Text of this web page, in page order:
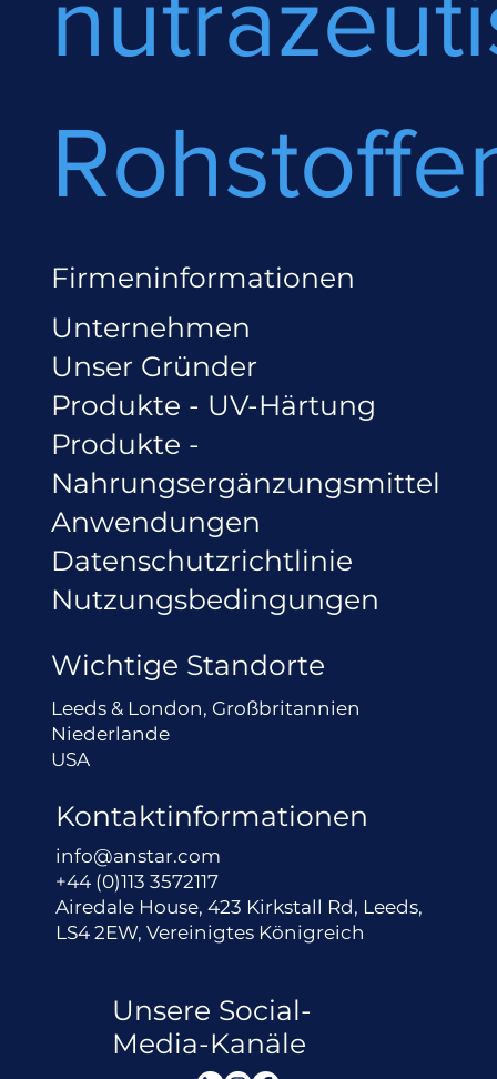
Firmeninformationen
Unternehmen
Unser Gründer
Produkte - UV-Härtung
Produkte -
Nahrungsergänzungsmittel
Anwendungen
Datenschutzrichtlinie
Nutzungsbedingungen
Wichtige Standorte
Leeds & London, Großbritannien
Niederlande
USA
Kontaktinformationen
info@anstar.com
+44 (0)113 3572117
Airedale House, 423 Kirkstall Rd, Leeds,
LS4 2EW, Vereinigtes Königreich
Unsere Social-
Media-Kanäle